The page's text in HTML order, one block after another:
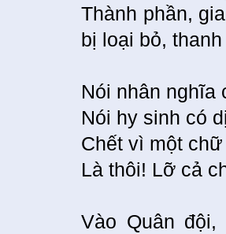
Thành phần,
bị loại bỏ,
Nói nhân nghĩa
Nói hy sinh có
Chết vì một
Là thôi! Lỡ cả
Vào Quân